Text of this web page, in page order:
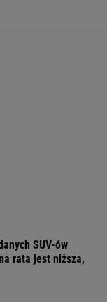
SUV-ów
rata jest niższa,